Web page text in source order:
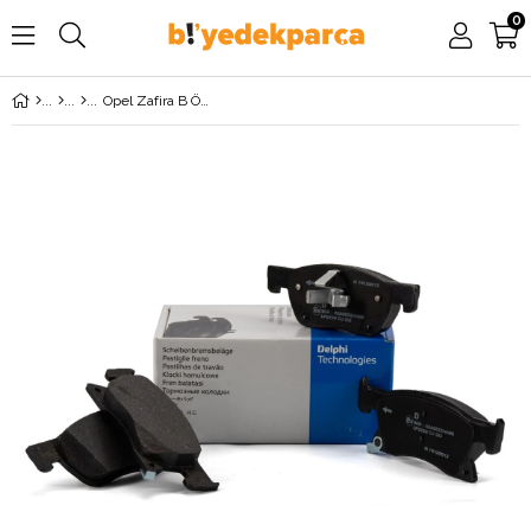
0
Opel Zafira B Ön Fren Balata Takımı DELPHİ